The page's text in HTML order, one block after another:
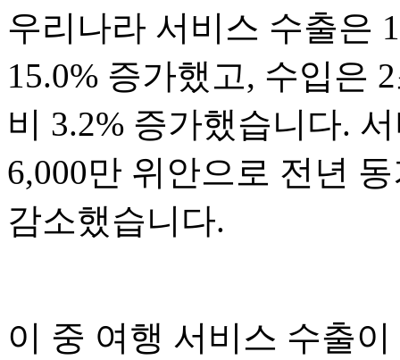
우리나라 서비스 수출은
15.0% 증가했고, 수입은
비 3.2% 증가했습니다.
6,000만 위안으로 전년
감소했습니다.
이 중 여행 서비스 수출